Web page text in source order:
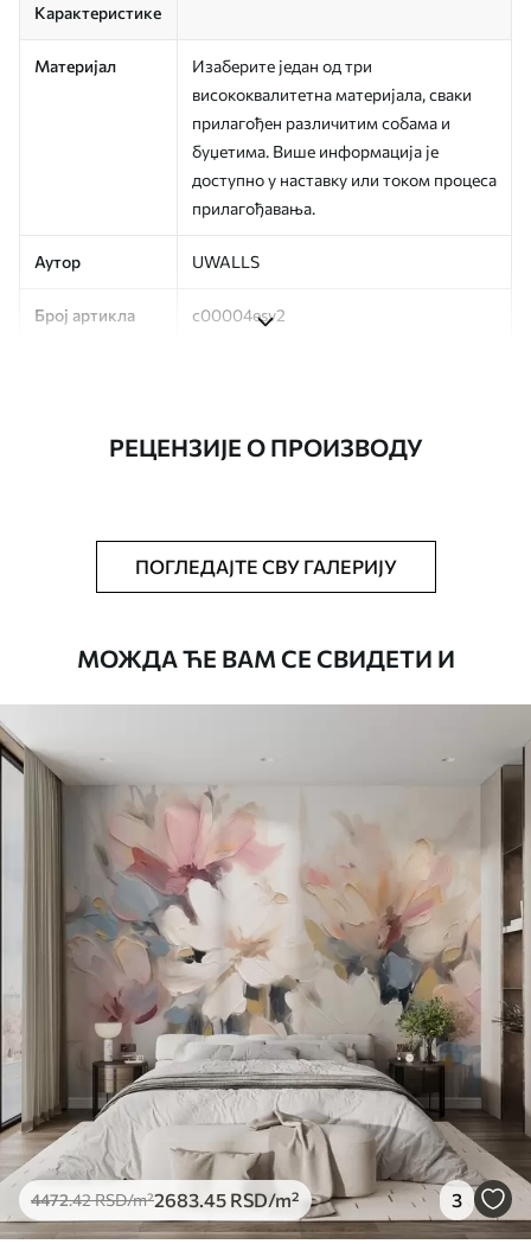
Карактеристике
Материјал
Изаберите један од три
висококвалитетна материјала, сваки
прилагођен различитим собама и
буџетима. Више информација је
доступно у наставку или током процеса
прилагођавања.
Аутор UWALLS
Број артикла c00004esv2
Тапета се може нежно очистити меким
сунђером. Позадине са завршном
водом.
Доступни материјали
Стандард
.42 2683 .45RSD/m²
Премиум
5525.00 3315 .00RSD /m²
Премиум
.333800.00RSD/m²
Peel and Stick
8166.674900.00RSD/m²
РЕЦЕНЗИЈЕ О ПРОИЗВОДУ
ПОГЛЕДАЈТЕ СВУ ГАЛЕРИЈУ
МОЖДА ЋЕ ВАМ СЕ СВИДЕТИ И
4472.42RSD/m²2683 .45 RSD/m² 3